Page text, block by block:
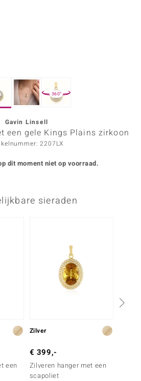
360°
Gavin Linsell
een gele Kings Plains zirkoon
2207LX
dit moment niet op voorraad.
sieraden
een
Zilver
€ 399,-
Zilveren hanger met een
scapoliet